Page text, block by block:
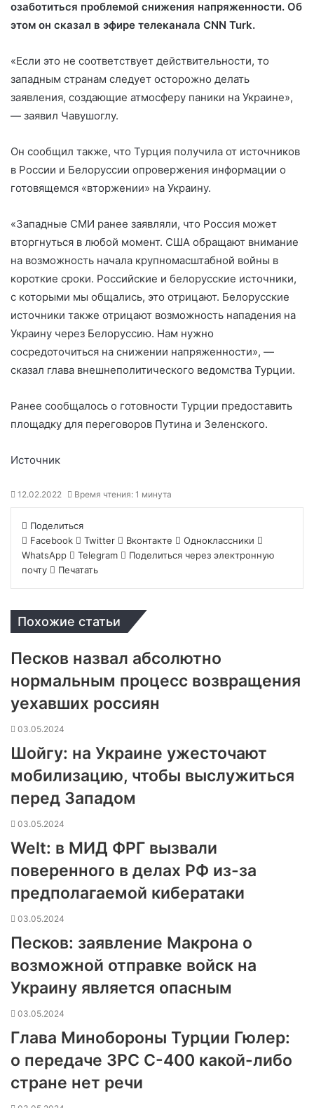
озаботиться проблемой снижения напряженности. Об
этом он сказал в эфире телеканала CNN Turk.
«Если это не соответствует действительности, то
западным странам следует осторожно делать
заявления, создающие атмосферу паники на Украине»,
— заявил Чавушоглу.
Он сообщил также, что Турция получила от источников
в России и Белоруссии опровержения информации о
готовящемся «вторжении» на Украину.
«Западные СМИ ранее заявляли, что Россия может
вторгнуться в любой момент. США обращают внимание
на возможность начала крупномасштабной войны в
короткие сроки. Российские и белорусские источники,
с которыми мы общались, это отрицают. Белорусские
источники также отрицают возможность нападения на
Украину через Белоруссию. Нам нужно
сосредоточиться на снижении напряженности», —
сказал глава внешнеполитического ведомства Турции.
Ранее сообщалось о готовности Турции предоставить
площадку для переговоров Путина и Зеленского.
Источник
12.02.2022 Время чтения: 1 минута
Поделиться
Facebook
Twitter Вконтакте
Одноклассники
WhatsApp
Telegram
Поделиться через электронную
почту
Печатать
Похожие статьи
Песков назвал абсолютно
нормальным процесс возвращения
уехавших россиян
03.05.2024
Шойгу: на Украине ужесточают
мобилизацию, чтобы выслужиться
перед Западом
03.05.2024
Welt: в МИД ФРГ вызвали
поверенного в делах РФ из-за
предполагаемой кибератаки
03.05.2024
Песков: заявление Макрона о
возможной отправке войск на
Украину является опасным
03.05.2024
Глава Минобороны Турции Гюлер:
о передаче ЗРС С-400 какой-либо
стране нет речи